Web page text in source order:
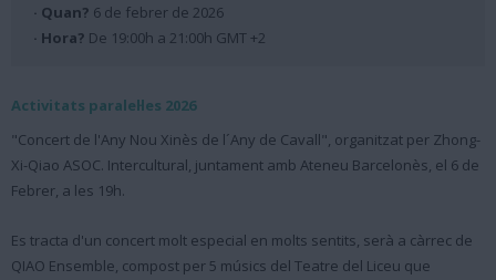
· Quan? 6 de febrer de 2026
· Hora? De 19:00h a 21:00h GMT +2
Activitats paralel·les 2026
"Concert de l'Any Nou Xinès de l´Any de Cavall", organitzat per Zhong-
Xi-Qiao ASOC. Intercultural, juntament amb Ateneu Barcelonès, el 6 de
Febrer, a les 19h.
Es tracta d'un concert molt especial en molts sentits, serà a càrrec de
QIAO Ensemble, compost per 5 músics del Teatre del Liceu que